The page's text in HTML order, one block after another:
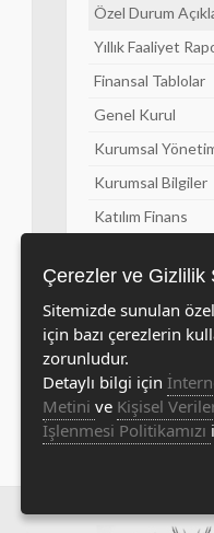
Özel Durum
Yıllık Faaliyet
Finansal Tablolar
Genel Kurul
Kurumsal
Kurumsal Bilgiler
Katılım Finans
Çerezler ve Gizlilik
Sitemizde sunulan
için bazı çerezlerin
zorunludur.
Detaylı bilgi için
Metini ve Kişisel
İşlenmesi Politikamızı